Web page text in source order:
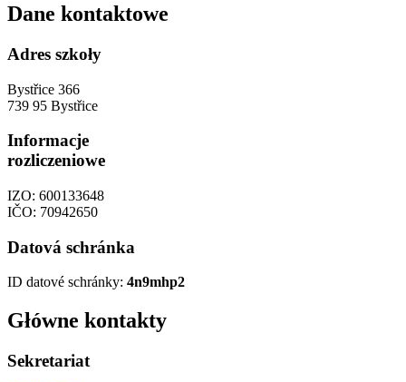
Dane kontaktowe
Adres szkoły
Bystřice 366
739 95 Bystřice
Informacje
rozliczeniowe
IZO: 600133648
IČO: 70942650
Datová schránka
ID datové schránky: 4n9mhp2
Główne kontakty
Sekretariat